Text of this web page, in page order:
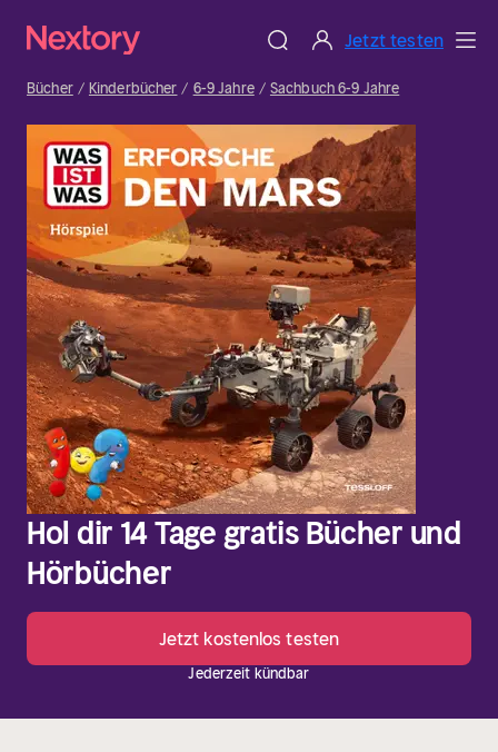
Jetzt testen
Bücher Kinderbücher 6-9 Jahre Sachbuch 6-9 Jahre
Hol dir 14 Tage gratis Bücher und
Hörbücher
Jetzt kostenlos testen
Jederzeit kündbar